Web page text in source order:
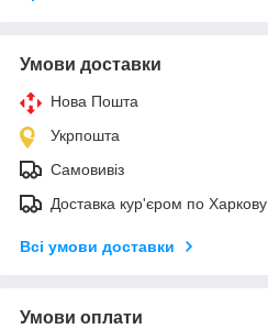
Умови доставки
Нова Пошта
Укрпошта
Самовивіз
Доставка кур'єром по Харкову
Всі умови доставки
Умови оплати